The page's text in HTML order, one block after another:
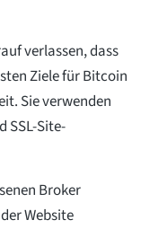
verlassen, dass
Ziele für Bitcoin
Sie verwenden
SSL-Site-
Broker
Website